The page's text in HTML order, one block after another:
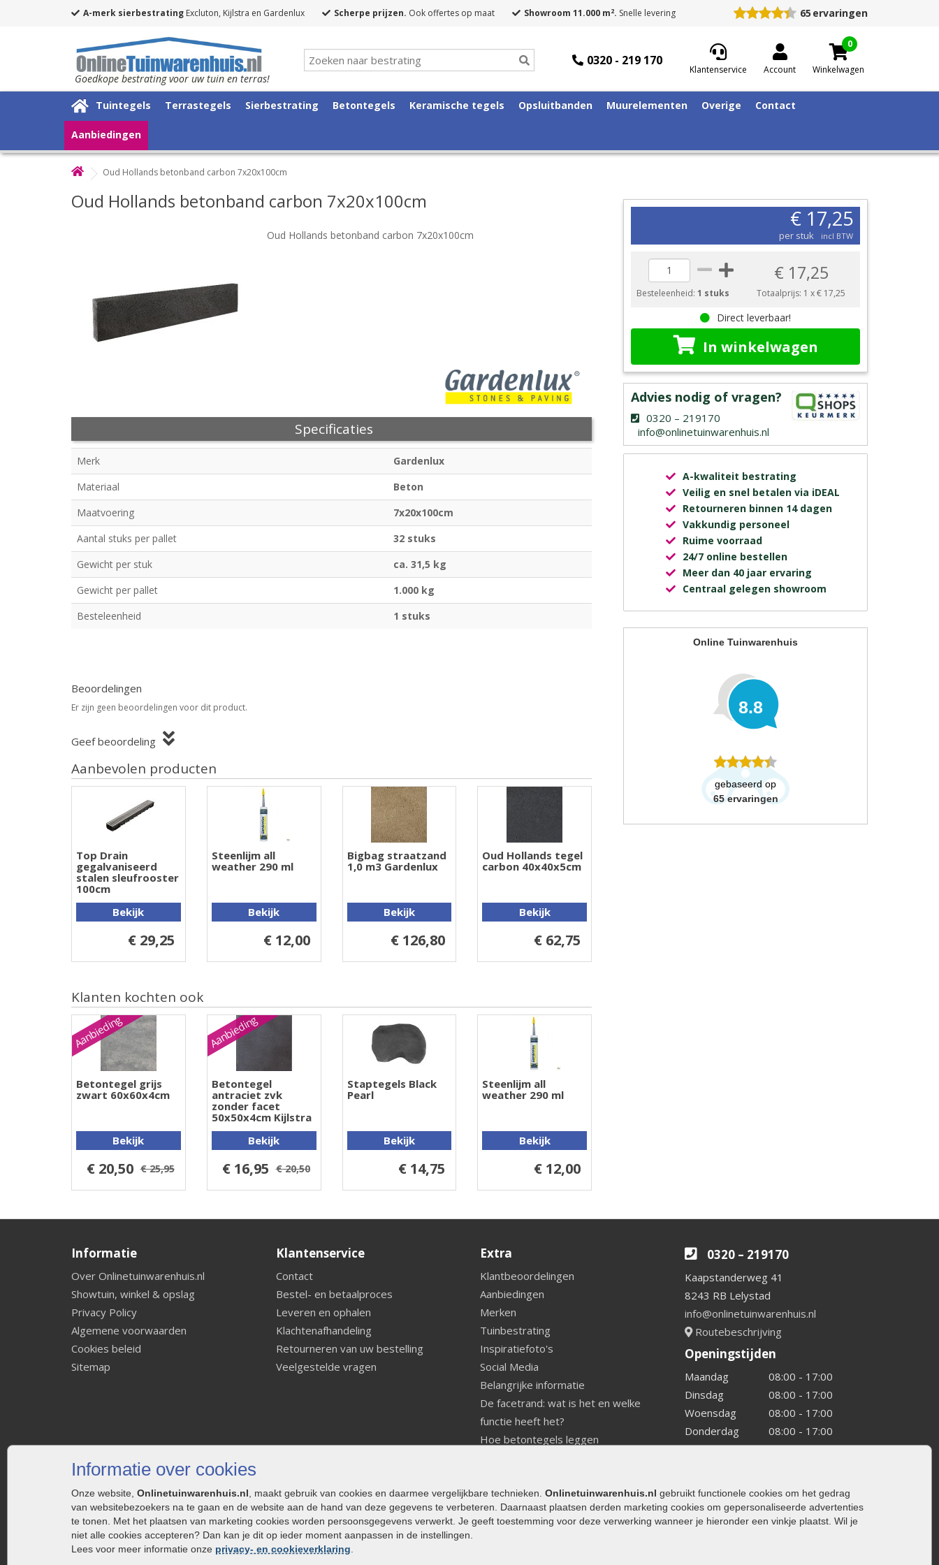
Informatie over cookies
Onze website, Onlinetuinwarenhuis.nl , maakt gebruik van cookies en daarmee vergelijkbare technieken. Onlinetuinwarenhuis.nl gebruikt functionele cookies om het gedrag
van websitebezoekers na te gaan en de website aan de hand van deze gegevens te verbeteren. Daarnaast plaatsen derden marketing cookies om gepersonaliseerde advertenties
te tonen. Met het plaatsen van marketing cookies worden persoonsgegevens verwerkt. Je geeft toestemming voor deze verwerking wanneer je hieronder een vinkje plaatst. Wil je
niet alle cookies accepteren? Dan kan je dit op ieder moment aanpassen in de instellingen.
Lees voor meer informatie onze privacy- en cookieverklaring
A-merk sierbestrating Excluton, Kijlstra en Gardenlux Scherpe prijzen. Ook offertes op maat Showroom 11.000 m2. Snelle levering 65 ervaringen
Goedkope bestrating voor uw tuin en terras!
0320 - 219 170
Klantenservice Account
0
Winkelwagen
Tuintegels Terrastegels Sierbestrating Betontegels Keramische tegels Opsluitbanden Muurelementen Overige Contact
Aanbiedingen
Oud Hollands betonband carbon 7x20x100cm
Oud Hollands betonband carbon 7x20x100cm
Oud Hollands betonband carbon 7x20x100cm
Specificaties
Merk
Gardenlux
Materiaal
Beton
Maatvoering
7x20x100cm
Aantal stuks per pallet
32 stuks
Gewicht per stuk
ca. 31,5 kg
Gewicht per pallet
1.000 kg
Besteleenheid
1 stuks
Beoordelingen
Er zijn geen beoordelingen voor dit product.
Geef beoordeling
Aanbevolen producten
Top Drain
gegalvaniseerd
stalen sleufrooster
100cm
Bekijk
€ 29,25
Steenlijm all
weather 290 ml
Bekijk
€ 12,00
Bigbag straatzand
1,0 m3 Gardenlux
Bekijk
€ 126,80
Oud Hollands tegel
carbon 40x40x5cm
Bekijk
€ 62,75
Klanten kochten ook
Aanbieding
Betontegel grijs
zwart 60x60x4cm
Bekijk
€ 20,50 € 25,95
Aanbieding
Betontegel
antraciet zvk
zonder facet
50x50x4cm Kijlstra
Bekijk
€ 16,95 € 20,50
Staptegels Black
Pearl
Bekijk
€ 14,75
Steenlijm all
weather 290 ml
Bekijk
€ 12,00
€ 17,25
per stuk incl BTW
Besteleenheid:1 stuks
€ 17,25
Totaalprijs: 1 x€ 17,25
Direct leverbaar!
In winkelwagen
Advies nodig of vragen?
0320 – 219170
info@onlinetuinwarenhuis.nl
A-kwaliteit bestrating
Veilig en snel betalen via iDEAL
Retourneren binnen 14 dagen
Vakkundig personeel
Ruime voorraad
24/7 online bestellen
Meer dan 40 jaar ervaring
Centraal gelegen showroom
Online Tuinwarenhuis
8.8
gebaseerd op
65 ervaringen
Informatie
Over Onlinetuinwarenhuis.nl
Showtuin, winkel & opslag
Privacy Policy
Algemene voorwaarden
Cookies beleid
Sitemap
Klantenservice
Contact
Bestel- en betaalproces
Leveren en ophalen
Klachtenafhandeling
Retourneren van uw bestelling
Veelgestelde vragen
Extra
Klantbeoordelingen
Aanbiedingen
Merken
Tuinbestrating
Inspiratiefoto's
Social Media
Belangrijke informatie
De facetrand: wat is het en welke
functie heeft het?
Hoe betontegels leggen
Welke tuinstijl past bij mij
Strakke tuin inrichten
Legverbanden gebakken bestrating
0320 – 219170
Kaapstanderweg 41
8243 RB Lelystad
info@onlinetuinwarenhuis.nl
Routebeschrijving
Openingstijden
Maandag
08:00 - 17:00
Dinsdag
08:00 - 17:00
Woensdag
08:00 - 17:00
Donderdag
08:00 - 17:00
Vrijdag
08:00 - 17:00